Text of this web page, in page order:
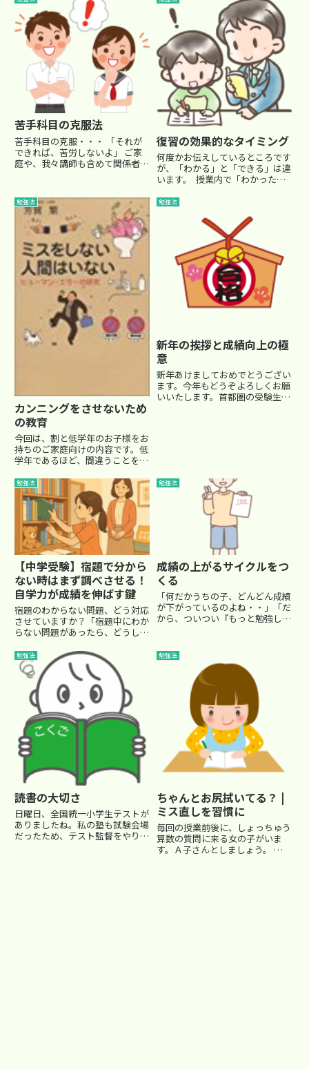
苦手科目の克服法
苦手科目の克服・・・ 「それが
できれば、苦労しないよ」 ご家
庭や、我々講師も含めて関係者か
るものも、できません。 そもそ
も人間には、それぞれ個性が与え
られていますから、得手不得手
復習の効果的なタイミング
何度かお伝えしているところです
が、「わかる」と「できる」は違
います。 授業内で「わかった」
なるときには、 「あれ、どうや
ったっけ？」 とすっかり忘れて
しまったり、あるいは、...
勉強法
カンニングをさせないため
の教育
今回は、割と低学年のお子様をお
持ちのご家庭向けの内容です。低
学年であるほど、間違うことを嫌
すよね。テストで×が多いと、泣
いてしまうことも…(- -;)家庭学
習では、問題を解いた後、丸つけ
をします。でも、×が嫌な...
勉強法
新年の挨拶と成績向上の極
意
新年あけましておめでとうござい
ます。今年もどうぞよろしくお願
いいたします。首都圏の受験生
勉強法
【中学受験】宿題で分から
ない時はまず調べさせる！
自学力が成績を伸ばす鍵
宿題のわからない問題、どう対応
させていますか？「宿題中にわか
らない問題があったら、どうして
ちに質問することがあります。す
ると返ってくるのは、「やる気が
なくなる」「あきらめる～」とい
った声。。。この時点でちょっ
と...
勉強法
成績の上がるサイクルをつ
くる
「何だかうちの子、どんどん成績
が下がっているのよね・・」「だ
から、ついつい『もっと勉強し
ありがちな光景だと思います。成
績向上のための根本的な“雰囲気
作り”についてお話します。成績
勉強法
読書の大切さ
日曜日、全国統一小学生テストが
ありましたね。私の塾も試験会場
だったため、テスト監督をやりま
勉強法
ちゃんとお尻拭いてる？ |
ミス直しを習慣に
毎回の授業前後に、しょっちゅう
算数の質問に来る女の子がいま
す。Ａ子さんとしましょう。